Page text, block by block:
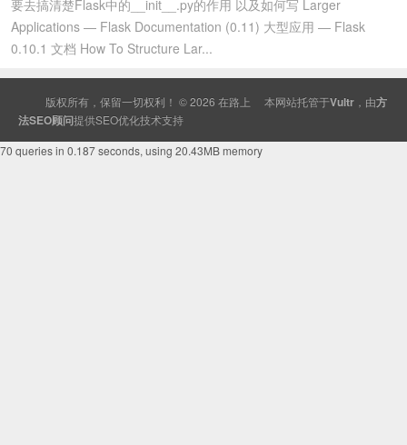
要去搞清楚Flask中的__init__.py的作用 以及如何写 Larger
Applications — Flask Documentation (0.11) 大型应用 — Flask
0.10.1 文档 How To Structure Lar...
版权所有，保留一切权利！ © 2026 在路上 本网站托管于Vultr ，由方
法SEO顾问提供SEO优化技术支持
70 queries in 0.187 seconds, using 20.43MB memory